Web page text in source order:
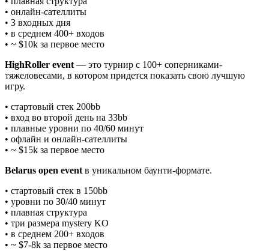
• онлайн-сателлиты
• 3 входных дня
• в среднем 400+ входов
• ~ $10k за первое место
HighRoller event— это турнир с 100+ соперниками-
тяжеловесами, в котором придется показать свою лучшую
игру.
• стартовый стек 200bb
• вход во второй день на 33bb
• плавные уровни по 40/60 минут
• офлайн и онлайн-сателлиты
• ~ $15k за первое место
Belarus open eventв уникальном баунти-формате.
• стартовый стек в 150bb
• уровни по 30/40 минут
• плавная структура
• три размера mystery KO
• в среднем 200+ входов
• ~ $7-8k за первое место